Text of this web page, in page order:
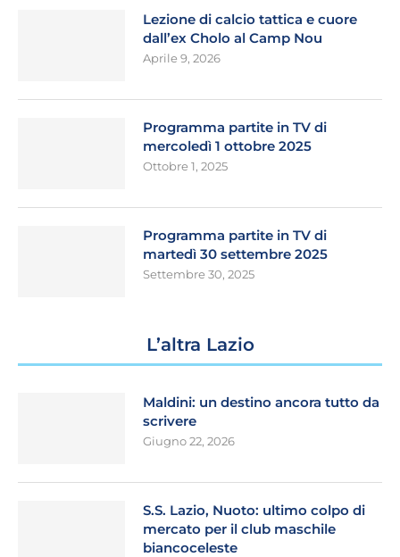
Lezione di calcio tattica e cuore
dall’ex Cholo al Camp Nou
Aprile 9, 2026
Programma partite in TV di
mercoledì 1 ottobre 2025
Ottobre 1, 2025
Programma partite in TV di
martedì 30 settembre 2025
Settembre 30, 2025
L’altra Lazio
Maldini: un destino ancora tutto da
scrivere
Giugno 22, 2026
S.S. Lazio, Nuoto: ultimo colpo di
mercato per il club maschile
biancoceleste